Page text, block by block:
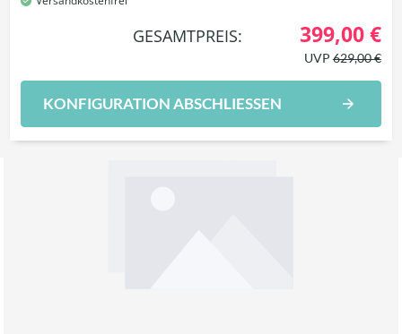
GESAMTPREIS: 399,00 €
UVP629,00 €
KONFIGURATION ABSCHLIESSEN